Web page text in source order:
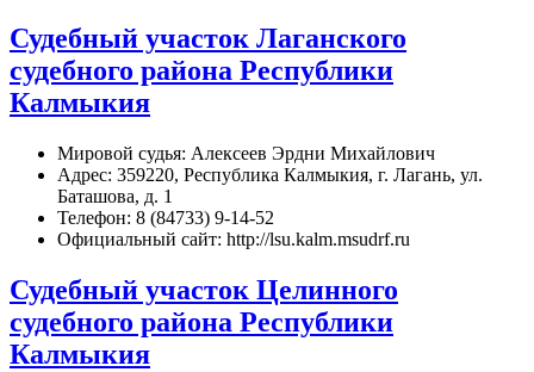
Судебный участок Лаганского
судебного района Республики
Калмыкия
Мировой судья: Алексеев Эрдни Михайлович
Адрес: 359220, Республика Калмыкия, г. Лагань, ул.
Баташова, д. 1
Телефон: 8 (84733) 9-14-52
Официальный сайт: http://lsu.kalm.msudrf.ru
Судебный участок Целинного
судебного района Республики
Калмыкия